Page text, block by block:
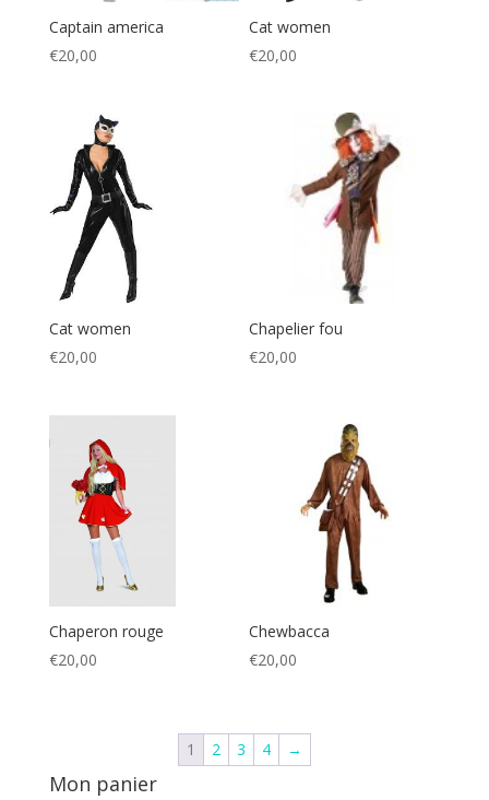
Captain america
€20,00
Cat women
€20,00
Cat women
€20,00
Chapelier fou
€20,00
Chaperon rouge
€20,00
Chewbacca
€20,00
1 2 3 4 →
Mon panier